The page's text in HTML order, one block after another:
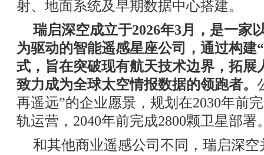
射、地面系统及早期数据中心搭建。
瑞启深空成立于2026年3月，是一家
为驱动的智能遥感星座公司，通过构建
式，旨在突破现有航天技术边界，拓展
致力成为全球太空情报数据的领跑者。
再遥远”的企业愿景，规划在2030年前
轨运营，2040年前完成2800颗卫星部署
和其他商业遥感公司不同，瑞启深